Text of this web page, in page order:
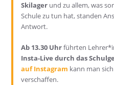
Skilager und zu allem, was
Schule zu tun hat, standen
Antwort.
Ab 13.30 Uhrführten
Insta-Live durch das
auf Instagram kann man
verschaffen.